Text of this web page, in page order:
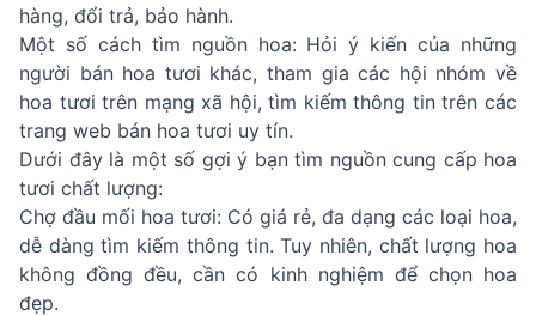
hàng, đổi trả, bảo hành.
Một số cách tìm nguồn hoa: Hỏi ý kiến của những
người bán hoa tươi khác, tham gia các hội nhóm về
hoa tươi trên mạng xã hội, tìm kiếm thông tin trên các
trang web bán hoa tươi uy tín.
Dưới đây là một số gợi ý bạn tìm nguồn cung cấp hoa
tươi chất lượng:
Chợ đầu mối hoa tươi: Có giá rẻ, đa dạng các loại hoa,
dễ dàng tìm kiếm thông tin. Tuy nhiên, chất lượng hoa
không đồng đều, cần có kinh nghiệm để chọn hoa
đẹp.